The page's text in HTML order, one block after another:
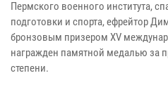
Пермского военного института,
подготовки и спорта, ефрейтор
бронзовым призером XV
награжден памятной медалью за
степени.